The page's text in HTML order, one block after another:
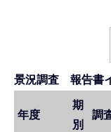
景況調査 報告書
年度
期
別
調